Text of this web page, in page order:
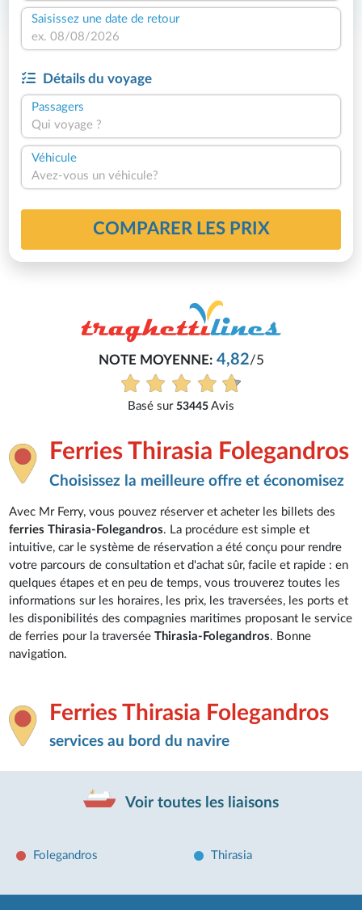
Saisissez une date de retour
Détails du voyage
Passagers
Qui voyage ?
Véhicule
Avez-vous un véhicule?
COMPARER LES PRIX
NOTE MOYENNE:4,82/5
Basé sur 53445 Avis
Ferries Thirasia Folegandros
Choisissez la meilleure offre et économisez
Avec Mr Ferry, vous pouvez réserver et acheter les billets des
ferries Thirasia-Folegandros. La procédure est simple et
intuitive, car le système de réservation a été conçu pour rendre
votre parcours de consultation et d'achat sûr, facile et rapide : en
quelques étapes et en peu de temps, vous trouverez toutes les
informations sur les horaires, les prix, les traversées, les ports et
les disponibilités des compagnies maritimes proposant le service
de ferries pour la traverséeThirasia-Folegandros. Bonne
navigation.
Ferries Thirasia Folegandros
services au bord du navire
Voir toutes les liaisons
Folegandros Thirasia